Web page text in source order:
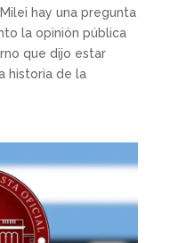
hay una pregunta
la opinión pública
que dijo estar
historia de la